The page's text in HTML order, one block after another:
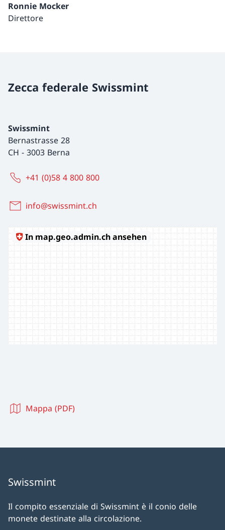
Ronnie Mocker
Direttore
Zecca federale Swissmint
Swissmint
Bernastrasse 28
CH - 3003 Berna
+41 (0)58 4 800 800
info@swissmint.ch
Mappa (PDF)
Swissmint
Il compito essenziale di Swissmint è il conio delle
monete destinate alla circolazione.